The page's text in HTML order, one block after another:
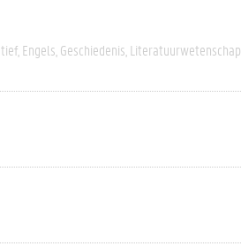
Engels Geschiedenis Literatuurwetenschap